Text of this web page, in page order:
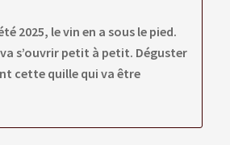
2025, le vin en a sous le pied.
s’ouvrir petit à petit. Déguster
cette quille qui va être